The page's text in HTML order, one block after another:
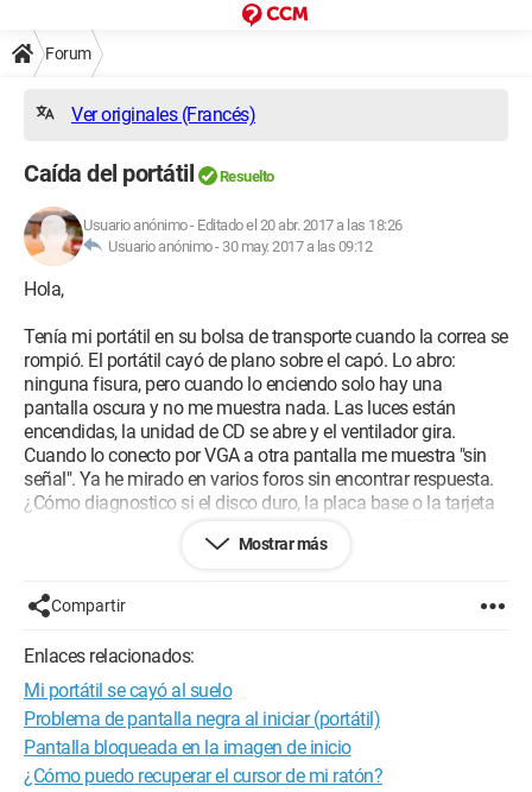
Forum
Ver originales (Francés)
Caída del portátil Resuelto
Usuario anónimo- Editado el 20 abr. 2017 a las 18:26
Usuario anónimo - 30 may. 2017 a las 09:12
Hola,
Tenía mi portátil en su bolsa de transporte cuando la correa se
rompió. El portátil cayó de plano sobre el capó. Lo abro:
ninguna fisura, pero cuando lo enciendo solo hay una
pantalla oscura y no me muestra nada. Las luces están
encendidas, la unidad de CD se abre y el ventilador gira.
Cuando lo conecto por VGA a otra pantalla me muestra "sin
señal". Ya he mirado en varios foros sin encontrar respuesta.
¿Cómo diagnostico si el disco duro, la placa base o la tarjeta
gráfica están averiadas y qué es exactamente el BIOS y cómo
PC: HP Pavilion 15 (5 años)
Windows 10
Creo que tengo un CD de restauración
Gracias por tus respuestas.
Mostrar más
Compartir
Enlaces relacionados:
Mi portátil se cayó al suelo
Problema de pantalla negra al iniciar (portátil)
Pantalla bloqueada en la imagen de inicio
¿Cómo puedo recuperar el cursor de mi ratón?